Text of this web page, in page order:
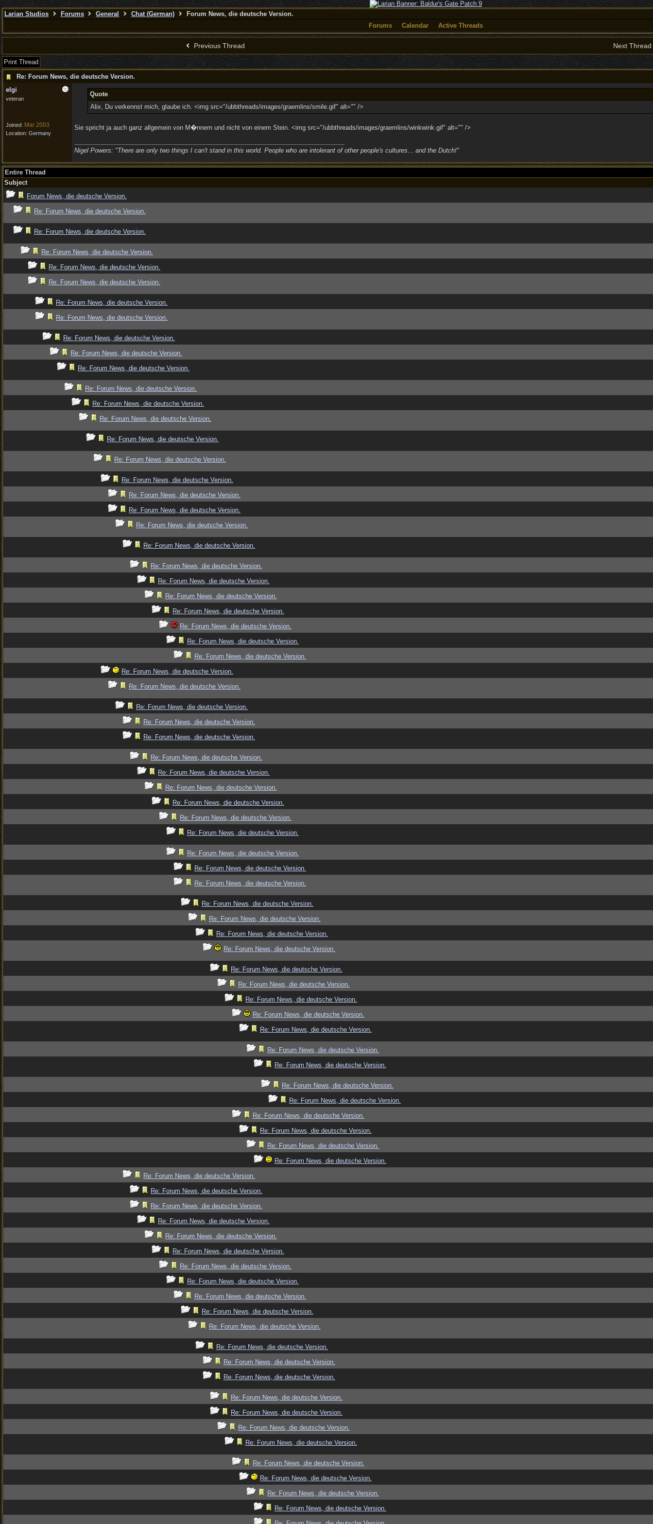
Larian Studios Forums General Chat (German)
Forum News, die deutsche Version.
Forums
Calendar Active Threads
Previous Thread Next Thread
Print Thread
Re: Forum News, die deutsche Version.
elgi
veteran
Joined: Mar 2003
Location: Germany
Quote
Alix, Du verkennst mich, glaube ich. <img src="/ubbthreads/images/graemlins/smile.gif" alt="" />
Sie spricht ja auch ganz allgemein von M�nnern und nicht von einem Stein. <img src="/ubbthreads/images/graemlins/winkwink.gif" alt="" />
Nigel Powers: "There are only two things I can't stand in this world. People who are intolerant of other people's cultures... and the Dutch!"
Entire Thread
Subject
Forum News, die deutsche Version.
Re: Forum News, die deutsche Version.
Re: Forum News, die deutsche Version.
Re: Forum News, die deutsche Version.
Re: Forum News, die deutsche Version.
Re: Forum News, die deutsche Version.
Re: Forum News, die deutsche Version.
Re: Forum News, die deutsche Version.
Re: Forum News, die deutsche Version.
Re: Forum News, die deutsche Version.
Re: Forum News, die deutsche Version.
Re: Forum News, die deutsche Version.
Re: Forum News, die deutsche Version.
Re: Forum News, die deutsche Version.
Re: Forum News, die deutsche Version.
Re: Forum News, die deutsche Version.
Re: Forum News, die deutsche Version.
Re: Forum News, die deutsche Version.
Re: Forum News, die deutsche Version.
Re: Forum News, die deutsche Version.
Re: Forum News, die deutsche Version.
Re: Forum News, die deutsche Version.
Re: Forum News, die deutsche Version.
Re: Forum News, die deutsche Version.
Re: Forum News, die deutsche Version.
Re: Forum News, die deutsche Version.
Re: Forum News, die deutsche Version.
Re: Forum News, die deutsche Version.
Re: Forum News, die deutsche Version.
Re: Forum News, die deutsche Version.
Re: Forum News, die deutsche Version.
Re: Forum News, die deutsche Version.
Re: Forum News, die deutsche Version.
Re: Forum News, die deutsche Version.
Re: Forum News, die deutsche Version.
Re: Forum News, die deutsche Version.
Re: Forum News, die deutsche Version.
Re: Forum News, die deutsche Version.
Re: Forum News, die deutsche Version.
Re: Forum News, die deutsche Version.
Re: Forum News, die deutsche Version.
Re: Forum News, die deutsche Version.
Re: Forum News, die deutsche Version.
Re: Forum News, die deutsche Version.
Re: Forum News, die deutsche Version.
Re: Forum News, die deutsche Version.
Re: Forum News, die deutsche Version.
Re: Forum News, die deutsche Version.
Re: Forum News, die deutsche Version.
Re: Forum News, die deutsche Version.
Re: Forum News, die deutsche Version.
Re: Forum News, die deutsche Version.
Re: Forum News, die deutsche Version.
Re: Forum News, die deutsche Version.
Re: Forum News, die deutsche Version.
Re: Forum News, die deutsche Version.
Re: Forum News, die deutsche Version.
Re: Forum News, die deutsche Version.
Re: Forum News, die deutsche Version.
Re: Forum News, die deutsche Version.
Re: Forum News, die deutsche Version.
Re: Forum News, die deutsche Version.
Re: Forum News, die deutsche Version.
Re: Forum News, die deutsche Version.
Re: Forum News, die deutsche Version.
Re: Forum News, die deutsche Version.
Re: Forum News, die deutsche Version.
Re: Forum News, die deutsche Version.
Re: Forum News, die deutsche Version.
Re: Forum News, die deutsche Version.
Re: Forum News, die deutsche Version.
Re: Forum News, die deutsche Version.
Re: Forum News, die deutsche Version.
Re: Forum News, die deutsche Version.
Re: Forum News, die deutsche Version.
Re: Forum News, die deutsche Version.
Re: Forum News, die deutsche Version.
Re: Forum News, die deutsche Version.
Re: Forum News, die deutsche Version.
Re: Forum News, die deutsche Version.
Re: Forum News, die deutsche Version.